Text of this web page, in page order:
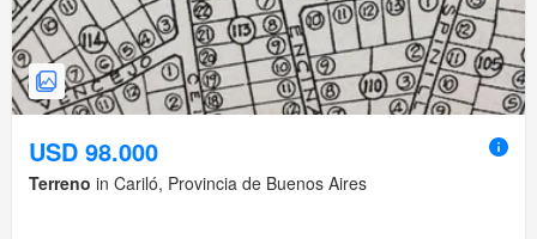
USD 98.000
Terreno in Cariló, Provincia de Buenos Aires